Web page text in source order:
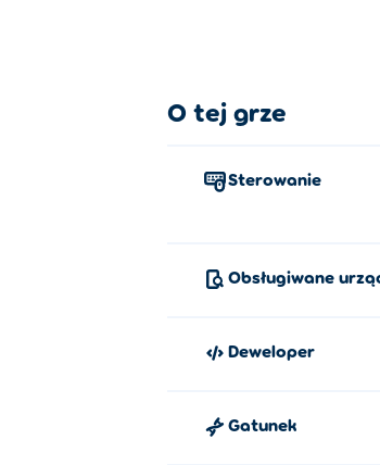
O tej grze
Sterowanie
Obsługiwane
Deweloper
Gatunek